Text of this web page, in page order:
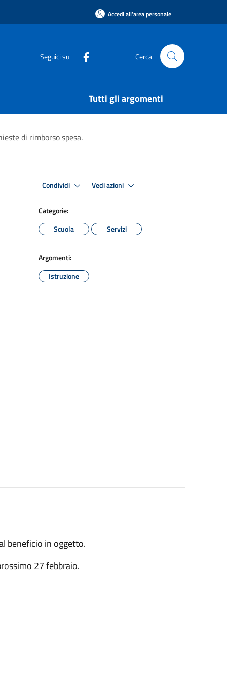
Accedi all'area personale
Seguici su Cerca
Tutti gli argomenti
di rimborso spesa.
Condividi Vedi azioni
Categorie:
Scuola
Servizi
Argomenti:
Istruzione
beneficio in oggetto.
27 febbraio.